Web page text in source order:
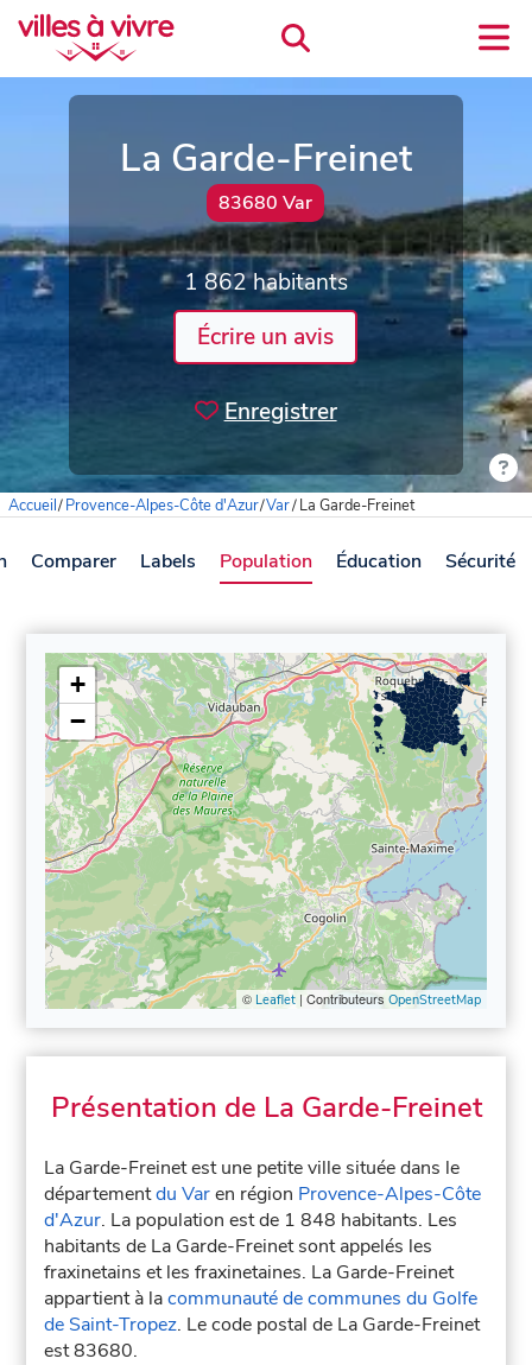
La Garde-Freinet
83680 Var
1 862 habitants
Écrire un avis
Enregistrer
Accueil/Provence-Alpes-Côte d'Azur/Var/La Garde-Freinet
Comparer Labels Population Éducation Sécurité
+
−
© Leaflet| Contributeurs OpenStreetMap
Présentation de La Garde-Freinet
La Garde-Freinet est une petite ville située dans le
départementdu Varen région Provence-Alpes-Côte
d'Azur. La population est de 1 848 habitants. Les
habitants de La Garde-Freinet sont appelés les
fraxinetains et les fraxinetaines. La Garde-Freinet
appartient à lacommunauté de communes du Golfe
de Saint-Tropez. Le code postal de La Garde-Freinet
est 83680.